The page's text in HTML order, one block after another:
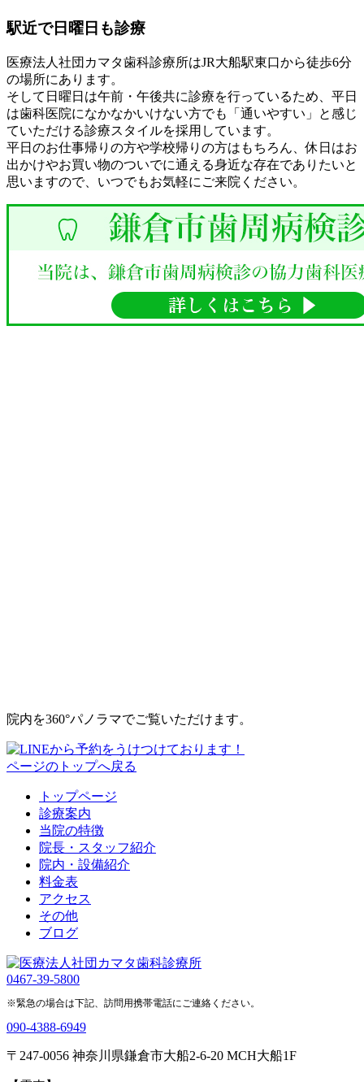
駅近で日曜日も診療
医療法人社団カマタ歯科診療所はJR大船駅東口から徒歩6分
の場所にあります。
そして日曜日は午前・午後共に診療を行っているため、平日
は歯科医院になかなかいけない方でも「通いやすい」と感じ
ていただける診療スタイルを採用しています。
平日のお仕事帰りの方や学校帰りの方はもちろん、休日はお
出かけやお買い物のついでに通える身近な存在でありたいと
思いますので、いつでもお気軽にご来院ください。
院内を360°パノラマでご覧いただけます。
ページのトップへ戻る
トップページ
診療案内
当院の特徴
院長・スタッフ紹介
院内・設備紹介
料金表
アクセス
その他
ブログ
0467-39-5800
※緊急の場合は下記、訪問用携帯電話にご連絡ください。
090-4388-6949
〒247-0056 神奈川県鎌倉市大船2-6-20 MCH大船1F